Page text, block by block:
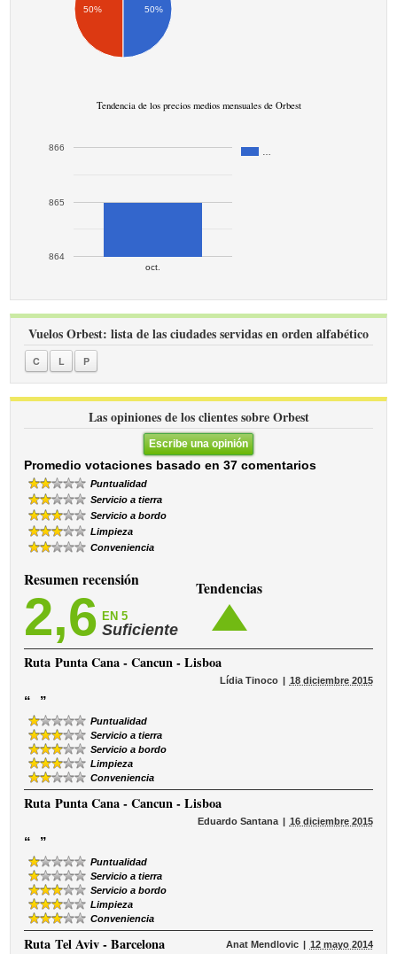
50% 50%
Tendencia de los precios medios mensuales de Orbest
oct.
864
865
866
Vuelos Orbest: lista de las ciudades servidas en orden alfabético
C L P
Las opiniones de los clientes sobre Orbest
Escribe una opinión
Promedio votaciones basado en 37 comentarios
Puntualidad
Servicio a tierra
Servicio a bordo
Limpieza
Conveniencia
Resumen recensión
2,6 EN 5
Suficiente
Tendencias
RutaPunta Cana - Cancun - Lisboa
Lídia Tinoco 18 diciembre 2015
“ ”
Puntualidad
Servicio a tierra
Servicio a bordo
Limpieza
Conveniencia
RutaPunta Cana - Cancun - Lisboa
Eduardo Santana 16 diciembre 2015
“ ”
Puntualidad
Servicio a tierra
Servicio a bordo
Limpieza
Conveniencia
RutaTel Aviv - Barcelona Anat Mendlovic 12 mayo 2014